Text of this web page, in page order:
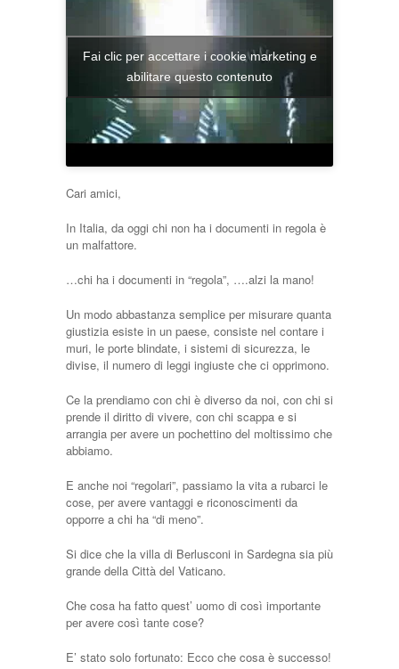
Fai clic per accettare i cookie marketing e
abilitare questo contenuto
Cari amici,
In Italia, da oggi chi non ha i documenti in regola è
un malfattore.
…chi ha i documenti in “regola”, ….alzi la mano!
Un modo abbastanza semplice per misurare quanta
giustizia esiste in un paese, consiste nel contare i
muri, le porte blindate, i sistemi di sicurezza, le
divise, il numero di leggi ingiuste che ci opprimono.
Ce la prendiamo con chi è diverso da noi, con chi si
prende il diritto di vivere, con chi scappa e si
arrangia per avere un pochettino del moltissimo che
abbiamo.
E anche noi “regolari”, passiamo la vita a rubarci le
cose, per avere vantaggi e riconoscimenti da
opporre a chi ha “di meno”.
Si dice che la villa di Berlusconi in Sardegna sia più
grande della Città del Vaticano.
Che cosa ha fatto quest’ uomo di così importante
per avere così tante cose?
E’ stato solo fortunato: Ecco che cosa è successo!